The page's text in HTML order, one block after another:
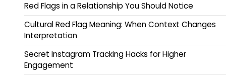
Red Flags in a Relationship You Should Notice
Cultural Red Flag Meaning: When Context Changes
Interpretation
Secret Instagram Tracking Hacks for Higher
Engagement